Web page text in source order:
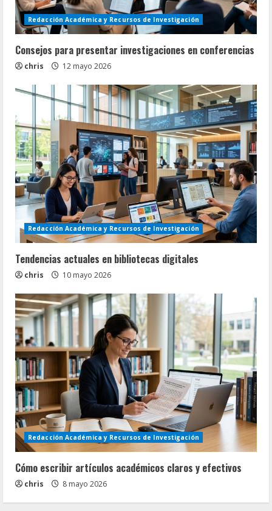
Redacción Académica y Recursos de Investigación
Consejos para presentar investigaciones en conferencias
chris 12 mayo 2026
Redacción Académica y Recursos de Investigación
Tendencias actuales en bibliotecas digitales
chris 10 mayo 2026
Redacción Académica y Recursos de Investigación
Cómo escribir artículos académicos claros y efectivos
chris 8 mayo 2026